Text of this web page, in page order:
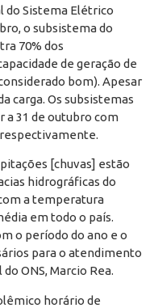
do Sistema Elétrico
o subsistema do
70% dos
de geração de
bom). Apesar
carga. Os subsistemas
a 31 de outubro com
respectivamente.
[chuvas] estão
hidrográficas do
a temperatura
em todo o país.
o período do ano e o
para o atendimento
ONS, Marcio Rea.
horário de